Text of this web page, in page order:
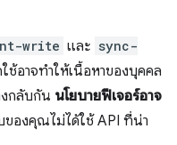
write และ sync-
ใช้อาจทำให้เนื้อหาของบุคคล
กลับกัน นโยบายฟีเจอร์อาจ
ของคุณไม่ได้ใช้ API ที่น่า